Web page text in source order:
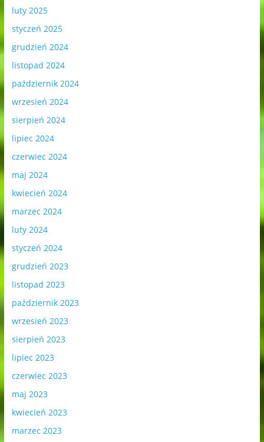
luty 2025
styczeń 2025
grudzień 2024
listopad 2024
październik 2024
wrzesień 2024
sierpień 2024
lipiec 2024
czerwiec 2024
maj 2024
kwiecień 2024
marzec 2024
luty 2024
styczeń 2024
grudzień 2023
listopad 2023
październik 2023
wrzesień 2023
sierpień 2023
lipiec 2023
czerwiec 2023
maj 2023
kwiecień 2023
marzec 2023